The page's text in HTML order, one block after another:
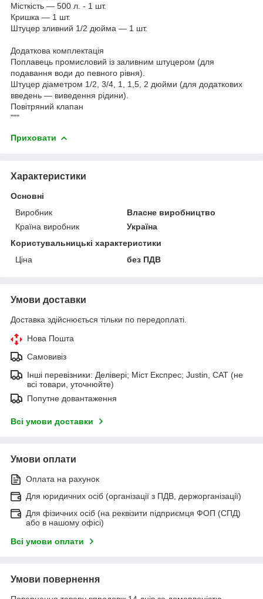
Місткість — 500 л. - 1 шт.
Кришка — 1 шт.
Штуцер зливний 1/2 дюйма — 1 шт.
Додаткова комплектація
Поплавець промисловий із заливним штуцером (для
подавання води до певного рівня).
Штуцер діаметром 1/2, 3/4, 1, 1,5, 2 дюйми (для додаткових
введень — виведення рідини).
Повітряний клапан
"""
Приховати
Характеристики
Основні
Виробник
Власне виробництво
Країна виробник
Україна
Користувальницькі характеристики
Ціна
без ПДВ
Умови доставки
Доставка здійснюється тільки по передоплаті.
Нова Пошта
Самовивіз
Інші перевізники: Делівері; Міст Експрес; Justin, САТ (не
всі товари, уточнюйте)
Попутне довантаження
Всі умови доставки
Умови оплати
Оплата на рахунок
Для юридичних осіб (організації з ПДВ, держорганізації)
Для фізичних осіб (на реквізити підприємця ФОП (СПД)
або в нашому офісі)
Всі умови оплати
Умови повернення